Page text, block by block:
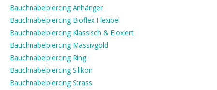
Bauchnabelpiercing Anhänger
Bauchnabelpiercing Bioflex Flexibel
Bauchnabelpiercing Klassisch & Eloxiert
Bauchnabelpiercing Massivgold
Bauchnabelpiercing Ring
Bauchnabelpiercing Silikon
Bauchnabelpiercing Strass